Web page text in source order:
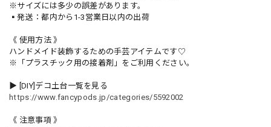
※サイズには多少の誤差があります。
▪️発送：都内から1-3営業日以内の出荷
《 使用方法 》
ハンドメイド装飾するための手芸アイテムです♡
※「プラスチック用の接着剤」をご利用ください。
▶︎ [DIY]デコ土台一覧を見る
https://www.fancypods.jp/categories/5592002
《 注意事項 》